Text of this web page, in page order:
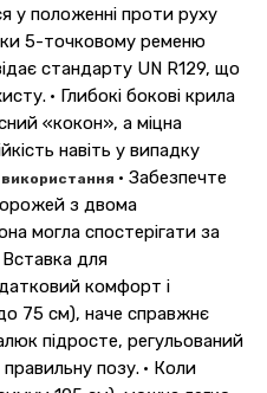
у положенні проти руху
5-точковому ременю
стандарту UN R129, що
• Глибокі бокові крила
«кокон», а міцна
навіть у випадку
• Забезпечте
з двома
могла спостерігати за
Вставка для
комфорт і
75 см), наче справжнє
підросте, регульований
правильну позу. • Коли